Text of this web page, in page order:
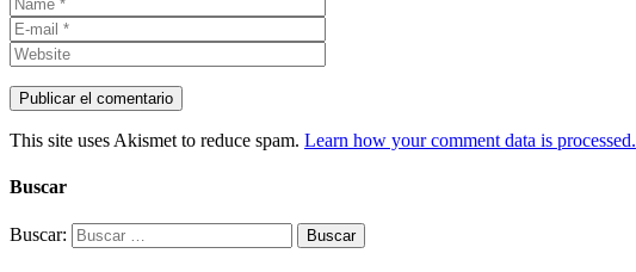
This site uses Akismet to reduce spam. Learn how your comment data is processed.
Buscar
Buscar: